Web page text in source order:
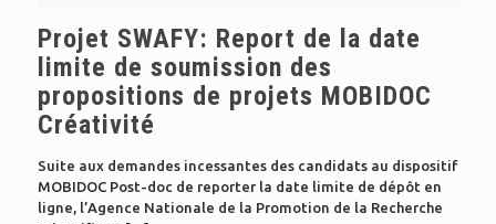
Projet SWAFY: Report de la date
limite de soumission des
propositions de projets MOBIDOC
Créativité
Suite aux demandes incessantes des candidats au dispositif
MOBIDOC Post-doc de reporter la date limite de dépôt en
ligne, l’Agence Nationale de la Promotion de la Recherche